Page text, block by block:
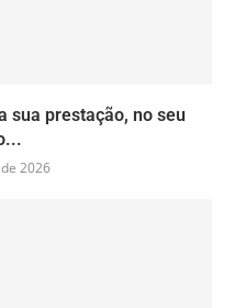
sua prestação, no seu
2026